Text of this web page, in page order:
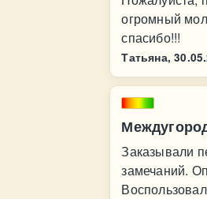
огромный
спасибо!!!
Татьяна,
Заказывали
замечаний.